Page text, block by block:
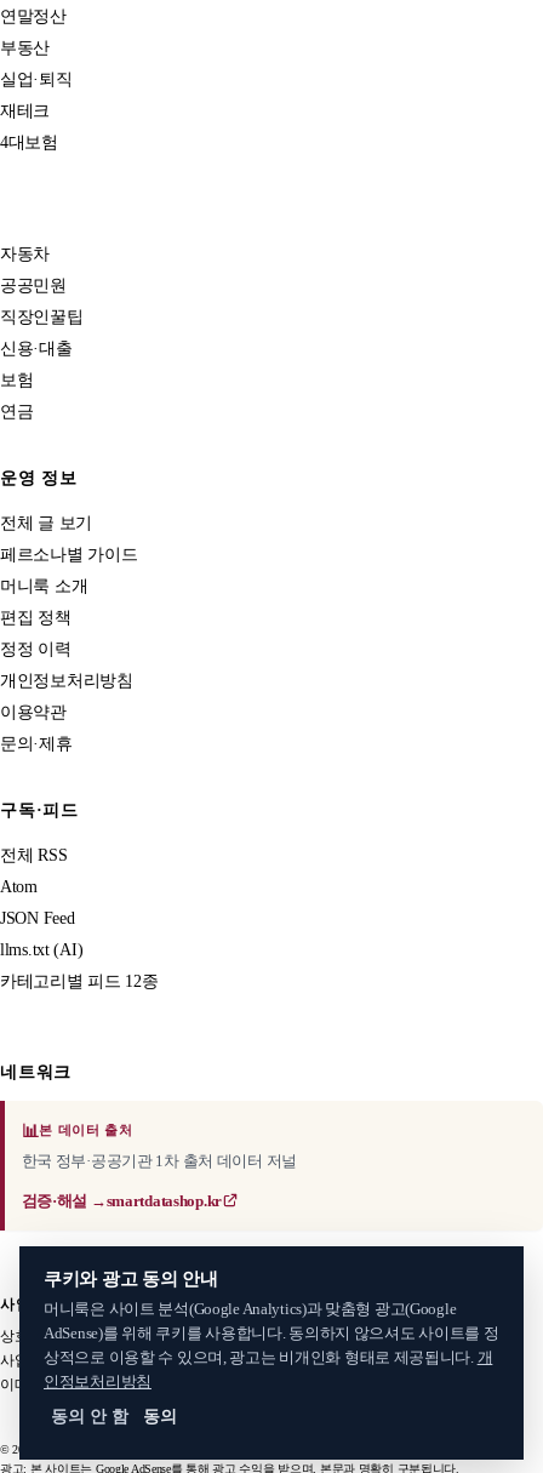
연말정산
부동산
실업·퇴직
재테크
4대보험
자동차
공공민원
직장인꿀팁
신용·대출
보험
연금
운영 정보
전체 글 보기
페르소나별 가이드
머니룩 소개
편집 정책
정정 이력
개인정보처리방침
이용약관
문의·제휴
구독·피드
전체 RSS
Atom
JSON Feed
llms.txt (AI)
카테고리별 피드 12종
네트워크
📊본 데이터 출처
한국 정부·공공기관 1차 출처 데이터 저널
검증·해설 →smartdatashop.kr
사업자 정보
상호: 스마트데이터샵 · 서비스명: 머니룩 (MoneyLook)대표: 김준혁
사업자등록번호: 406-06-34485주소: 인천광역시 계양구 새벌로 88
이메일:smartdatashop@gmail.com
© 2026 머니룩 (MoneyLook). All rights reserved.
광고: 본 사이트는 Google AdSense를 통해 광고 수익을 받으며, 본문과 명확히 구분됩니다.
쿠키와 광고 동의 안내
머니룩은 사이트 분석(Google Analytics)과 맞춤형 광고(Google
AdSense)를 위해 쿠키를 사용합니다. 동의하지 않으셔도 사이트를 정
상적으로 이용할 수 있으며, 광고는 비개인화 형태로 제공됩니다. 개
인정보처리방침
동의 안 함
동의